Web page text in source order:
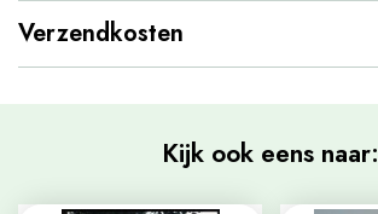
Verzendkosten
Kijk ook eens naar: